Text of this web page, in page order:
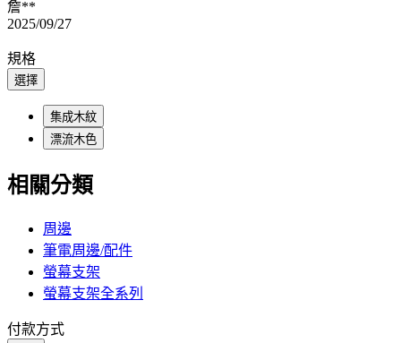
詹**
2025/09/27
規格
選擇
集成木紋
漂流木色
相關分類
周邊
筆電周邊/配件
螢幕支架
螢幕支架全系列
付款方式